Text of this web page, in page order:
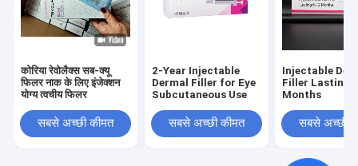
कोरिया रेवोलैक्स सब-क्यू
फिलर नाक के लिए इंजेक्शन
योग्य त्वचीय फिलर
सबसे अच्छी कीमत
2-Year Injectable
Dermal Filler for Eye
Subcutaneous Use
सबसे अच्छी कीमत
Injectable
Filler Lasting
Months
सबसे अच्छी